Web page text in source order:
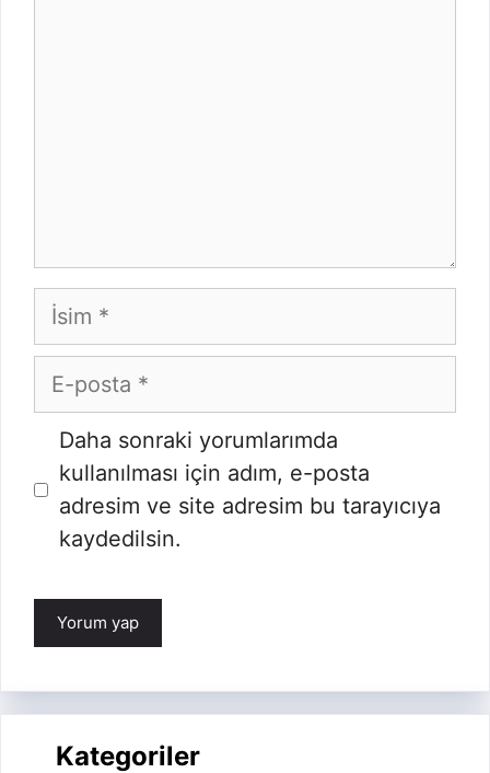
İsim
E-
posta
İnternet
sitesi
Daha sonraki yorumlarımda
kullanılması için adım, e-posta
adresim ve site adresim bu tarayıcıya
kaydedilsin.
Kategoriler